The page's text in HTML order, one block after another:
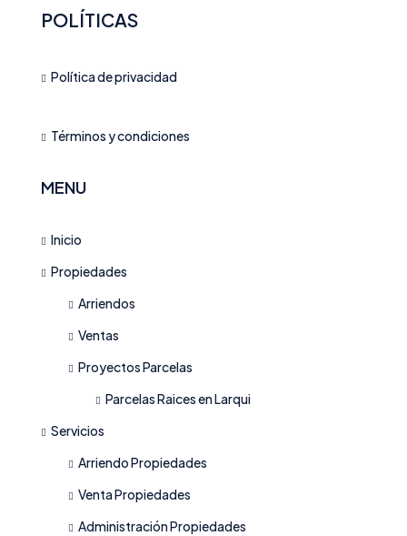
POLÍTICAS
Política de privacidad
Términos y condiciones
MENU
Inicio
Propiedades
Arriendos
Ventas
Proyectos Parcelas
Parcelas Raices en Larqui
Servicios
Arriendo Propiedades
Venta Propiedades
Administración Propiedades